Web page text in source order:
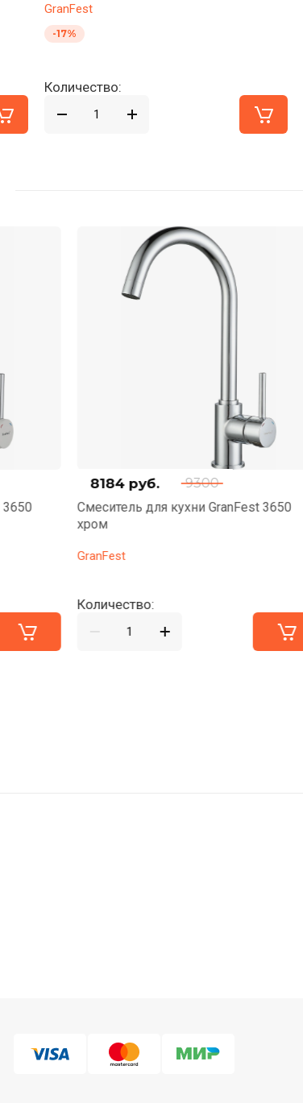
GranFest
-17%
Количество:
9300
8184руб.
Смеситель для кухни GranFest 3650
GranFest
Количество: